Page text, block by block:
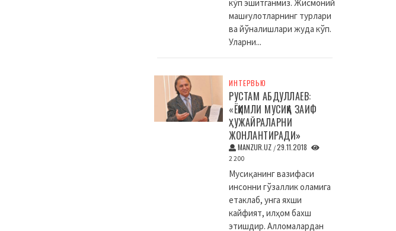
кўп эшитганмиз. Жисмоний
машғулотларнинг турлари
ва йўналишлари жуда кўп.
Уларни...
ИНТЕРВЬЮ
РУСТАМ АБДУЛЛАЕВ:
«ЁҚИМЛИ МУСИҚА ЗАИФ
ҲУЖАЙРАЛАРНИ
ЖОНЛАНТИРАДИ»
MANZUR.UZ /29.11.2018
2 200
Мусиқанинг вазифаси
инсонни гўзаллик оламига
етаклаб, унга яхши
кайфият, илҳом бахш
этишдир. Алломалардан